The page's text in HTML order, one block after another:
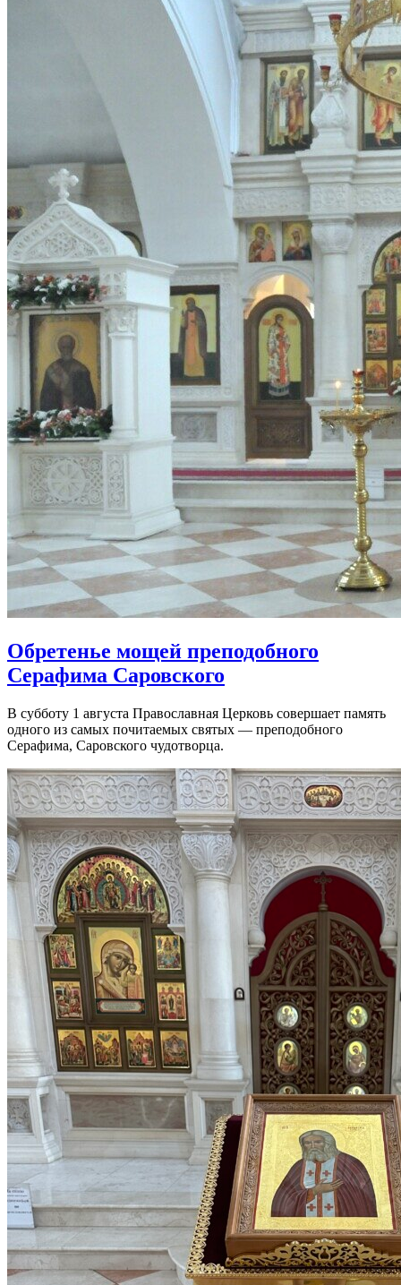
Обретенье мощей преподобного
Серафима Саровского
В субботу 1 августа Православная Церковь совершает память
одного из самых почитаемых святых — преподобного
Серафима, Саровского чудотворца.